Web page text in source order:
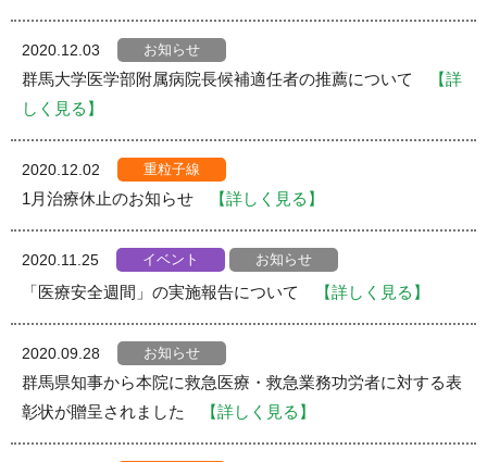
2020.12.03 お知らせ
群馬大学医学部附属病院長候補適任者の推薦について
【詳
しく見る】
2020.12.02 重粒子線
1月治療休止のお知らせ 【詳しく見る】
2020.11.25 イベント お知らせ
「医療安全週間」の実施報告について 【詳しく見る】
2020.09.28 お知らせ
群馬県知事から本院に救急医療・救急業務功労者に対する表
彰状が贈呈されました
【詳しく見る】